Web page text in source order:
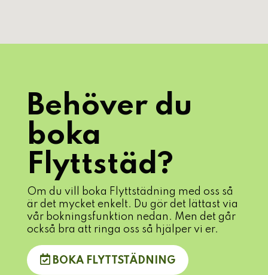
Behöver du
boka
Flyttstäd?
Om du vill boka Flyttstädning med oss så
är det mycket enkelt. Du gör det lättast via
vår bokningsfunktion nedan. Men det går
också bra att ringa oss så hjälper vi er.
BOKA FLYTTSTÄDNING